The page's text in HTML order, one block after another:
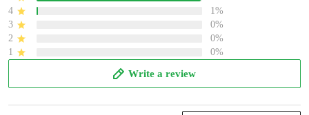
4
1%
3
0%
2
0%
1
0%
Write a review